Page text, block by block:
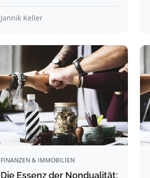
Jannik Keller
FINANZEN & IMMOBILIEN
Die Essenz der Nondualität: